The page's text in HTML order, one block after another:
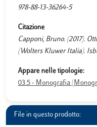
978-88-13-36264-5
Citazione
Capponi, Bruno. (2017).
(Wolters Kluwer Italia).
Appare nelle tipologie:
03.5 - Monografia
File in questo prodotto: